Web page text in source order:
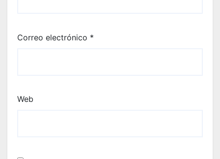
Correo electrónico *
Web